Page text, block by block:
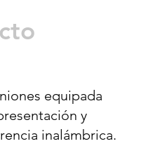
equipada
y
inalámbrica.